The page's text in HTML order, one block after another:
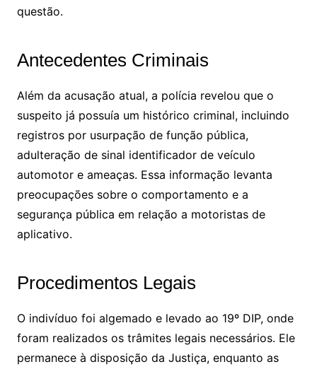
questão.
Antecedentes Criminais
Além da acusação atual, a polícia revelou que o
suspeito já possuía um histórico criminal, incluindo
registros por usurpação de função pública,
adulteração de sinal identificador de veículo
automotor e ameaças. Essa informação levanta
preocupações sobre o comportamento e a
segurança pública em relação a motoristas de
aplicativo.
Procedimentos Legais
O indivíduo foi algemado e levado ao 19º DIP, onde
foram realizados os trâmites legais necessários. Ele
permanece à disposição da Justiça, enquanto as